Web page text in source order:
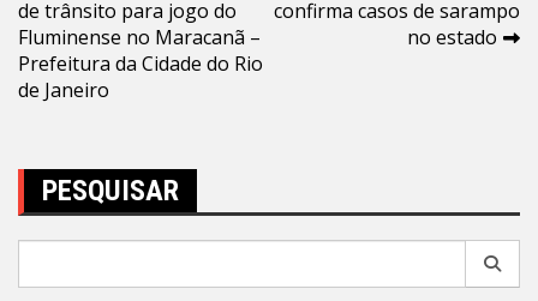
de
Post
de trânsito para jogo do
Fluminense no Maracanã –
Prefeitura da Cidade do Rio
de Janeiro
confirma casos de sarampo
no estado
PESQUISAR